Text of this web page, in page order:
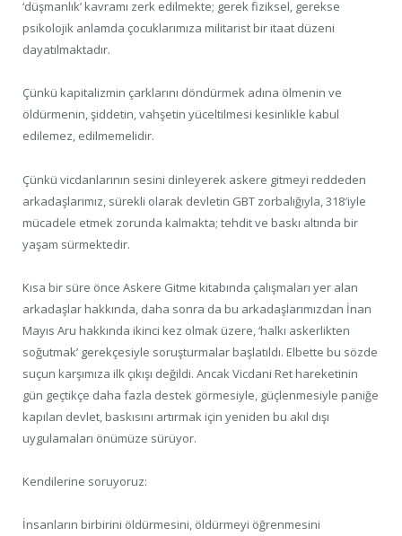
‘düşmanlık’ kavramı zerk edilmekte; gerek fiziksel, gerekse
psikolojik anlamda çocuklarımıza militarist bir itaat düzeni
dayatılmaktadır.
Çünkü kapitalizmin çarklarını döndürmek adına ölmenin ve
öldürmenin, şiddetin, vahşetin yüceltilmesi kesinlikle kabul
edilemez, edilmemelidir.
Çünkü vicdanlarının sesini dinleyerek askere gitmeyi reddeden
arkadaşlarımız, sürekli olarak devletin GBT zorbalığıyla, 318′iyle
mücadele etmek zorunda kalmakta; tehdit ve baskı altında bir
yaşam sürmektedir.
Kısa bir süre önce Askere Gitme kitabında çalışmaları yer alan
arkadaşlar hakkında, daha sonra da bu arkadaşlarımızdan İnan
Mayıs Aru hakkında ikinci kez olmak üzere, ‘halkı askerlikten
soğutmak’ gerekçesiyle soruşturmalar başlatıldı. Elbette bu sözde
suçun karşımıza ilk çıkışı değildi. Ancak Vicdani Ret hareketinin
gün geçtikçe daha fazla destek görmesiyle, güçlenmesiyle paniğe
kapılan devlet, baskısını artırmak için yeniden bu akıl dışı
uygulamaları önümüze sürüyor.
Kendilerine soruyoruz:
İnsanların birbirini öldürmesini, öldürmeyi öğrenmesini